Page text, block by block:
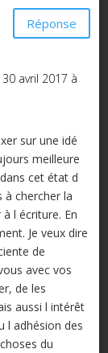
Réponse
avril 2017 à
sur une idé
meilleure
cet état d
chercher la
l écriture. En
Je veux dire
de
avec vos
de les
aussi l intérêt
l adhésion des
du